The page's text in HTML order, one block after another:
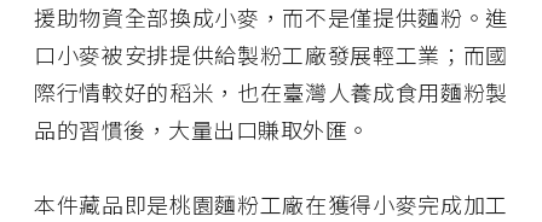
援助物資全部換成小麥，而不是僅提供麵粉。進
口小麥被安排提供給製粉工廠發展輕工業；而國
際行情較好的稻米，也在臺灣人養成食用麵粉製
品的習慣後，大量出口賺取外匯。
本件藏品即是桃園麵粉工廠在獲得小麥完成加工